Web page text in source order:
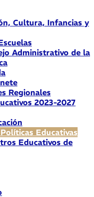
Cultura, Infancias y
Administrativo de la
Regionales
2023-2027
Educativas
Educativos de